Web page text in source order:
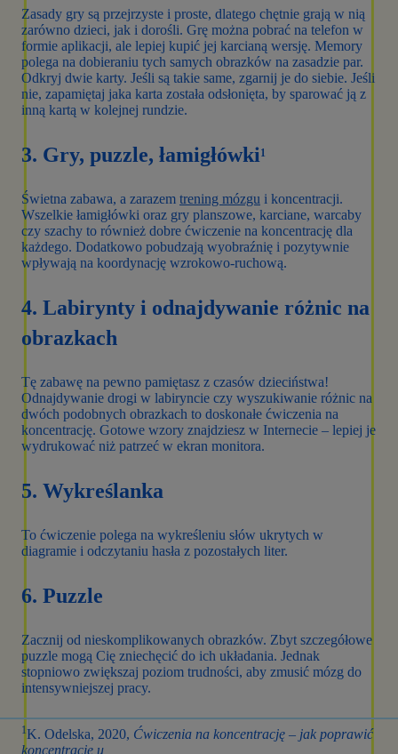
Zasady gry są przejrzyste i proste, dlatego chętnie grają w nią
zarówno dzieci, jak i dorośli. Grę można pobrać na telefon w
formie aplikacji, ale lepiej kupić jej karcianą wersję. Memory
polega na dobieraniu tych samych obrazków na zasadzie par.
Odkryj dwie karty. Jeśli są takie same, zgarnij je do siebie. Jeśli
nie, zapamiętaj jaka karta została odsłonięta, by sparować ją z
inną kartą w kolejnej rundzie.
3. Gry, puzzle, łamigłówki1
Świetna zabawa, a zarazem trening mózgu i koncentracji.
Wszelkie łamigłówki oraz gry planszowe, karciane, warcaby
czy szachy to również dobre ćwiczenie na koncentrację dla
każdego. Dodatkowo pobudzają wyobraźnię i pozytywnie
wpływają na koordynację wzrokowo-ruchową.
4. Labirynty i odnajdywanie różnic na
obrazkach
Tę zabawę na pewno pamiętasz z czasów dzieciństwa!
Odnajdywanie drogi w labiryncie czy wyszukiwanie różnic na
dwóch podobnych obrazkach to doskonałe ćwiczenia na
koncentrację. Gotowe wzory znajdziesz w Internecie – lepiej je
wydrukować niż patrzeć w ekran monitora.
5. Wykreślanka
To ćwiczenie polega na wykreśleniu słów ukrytych w
diagramie i odczytaniu hasła z pozostałych liter.
6. Puzzle
Zacznij od nieskomplikowanych obrazków. Zbyt szczegółowe
puzzle mogą Cię zniechęcić do ich układania. Jednak
stopniowo zwiększaj poziom trudności, aby zmusić mózg do
intensywniejszej pracy.
1K. Odelska, 2020, Ćwiczenia na koncentrację – jak poprawić
koncentrację u